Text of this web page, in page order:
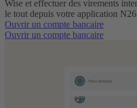
Wise et effectuer des virements
le tout depuis votre application
Ouvrir un compte bancaire
Ouvrir un compte bancaire